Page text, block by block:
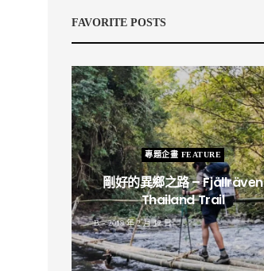
FAVORITE POSTS
專題企畫 FEATURE
剛好的異鄉之路 – Fjällräven
Thailand Trail
B 2019 年 2 月 12 日